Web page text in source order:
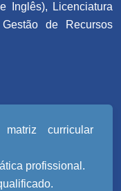
Inglês), Licenciatura
de Recursos
curricular
profissional.